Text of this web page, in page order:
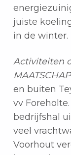
juiste
in de winter.
Activiteiten
en buiten
vv
bedrijfshal
veel
Voorhout